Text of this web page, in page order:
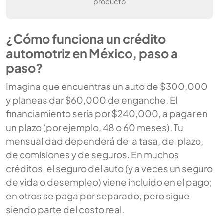
¿Cómo funciona un crédito
automotriz en México, paso a
paso?
Imagina que encuentras un auto de $300,000
y planeas dar $60,000 de enganche. El
financiamiento sería por $240,000, a pagar en
un plazo (por ejemplo, 48 o 60 meses). Tu
mensualidad dependerá de la tasa, del plazo,
de comisiones y de seguros. En muchos
créditos, el seguro del auto (y a veces un seguro
de vida o desempleo) viene incluido en el pago;
en otros se paga por separado, pero sigue
siendo parte del costo real.